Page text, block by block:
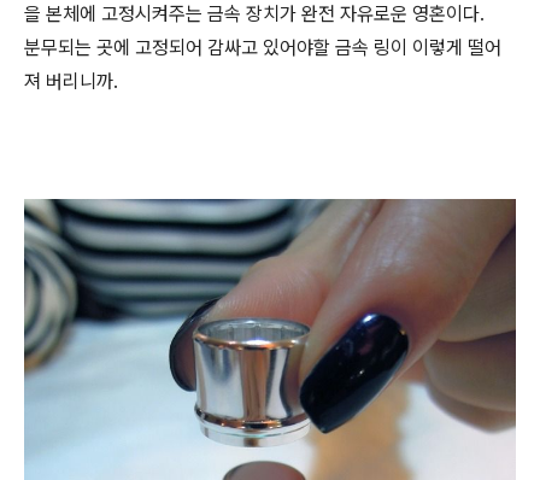
을 본체에 고정시켜주는 금속 장치가 완전 자유로운 영혼이다.
분무되는 곳에 고정되어 감싸고 있어야할 금속 링이 이렇게 떨어
져 버리니까.